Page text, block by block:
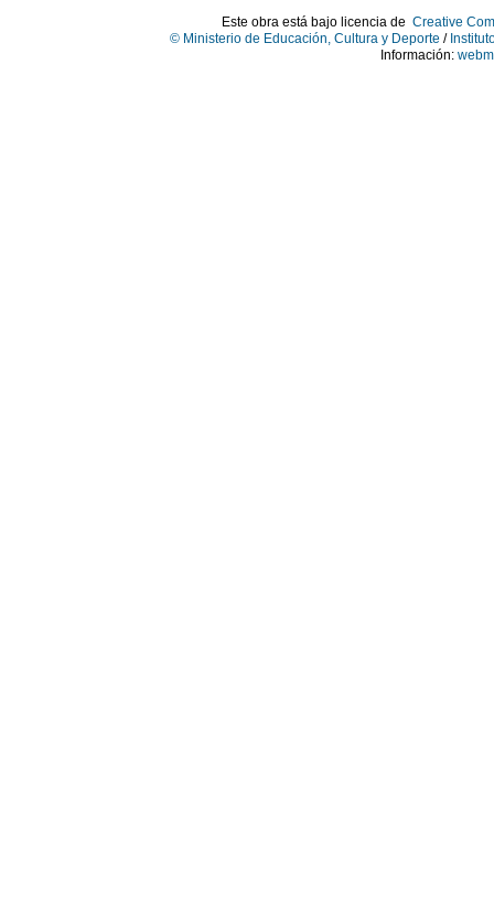
Este obra está bajo licencia de Creative
© Ministerio de Educación, Cultura y Deporte /
Información: